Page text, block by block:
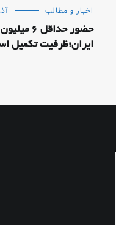
اخبار و مطالب آذر 10,
حضور
ایران؛ظرفیت تکمیل